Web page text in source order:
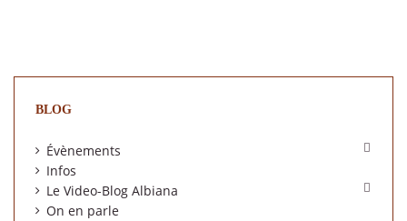
BLOG
Évènements 
Infos
Le Video-Blog Albiana

On en parle